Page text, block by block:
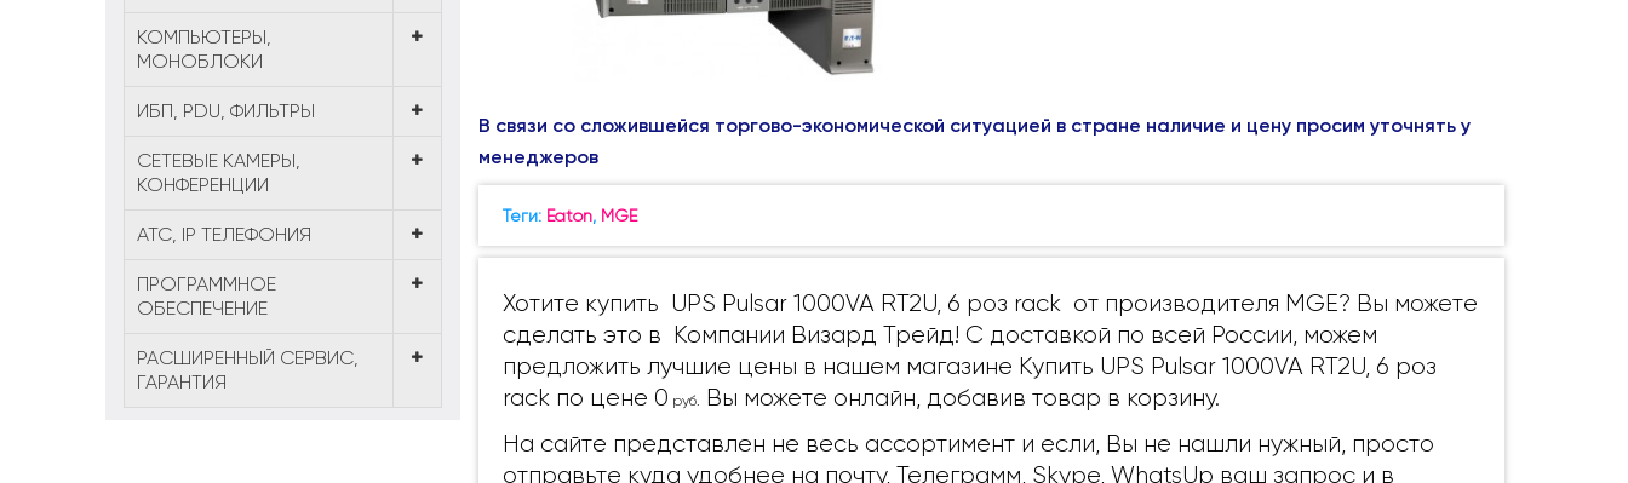
КОМПЬЮТЕРЫ,
МОНОБЛОКИ
ИБП, PDU, ФИЛЬТРЫ
СЕТЕВЫЕ КАМЕРЫ,
КОНФЕРЕНЦИИ
АТС, IP ТЕЛЕФОНИЯ
ПРОГРАММНОЕ
ОБЕСПЕЧЕНИЕ
РАСШИРЕННЫЙ СЕРВИС,
ГАРАНТИЯ
В связи со сложившейся торгово-экономической ситуацией в стране наличие и цену просим уточнять у
менеджеров
Теги: Eaton, MGE
Хотите купить UPS Pulsar 1000VA RT2U, 6 роз rack от производителя MGE? Вы можете
сделать это в Компании Визард Трейд! С доставкой по всей России, можем
предложить лучшие цены в нашем магазине Купить UPS Pulsar 1000VA RT2U, 6 роз
rack по цене 0 руб. Вы можете онлайн, добавив товар в корзину.
На сайте представлен не весь ассортимент и если, Вы не нашли нужный, просто
отправьте куда удобнее на почту, Телеграмм, Skype, WhatsUp ваш запрос и в